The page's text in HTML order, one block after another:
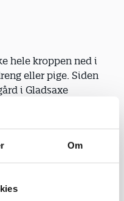
Om
hele kroppen ned i
eller pige. Siden
i Gladsaxe
is på Furesø er der
40 børn fra
samt tre voksne
om pladserne.